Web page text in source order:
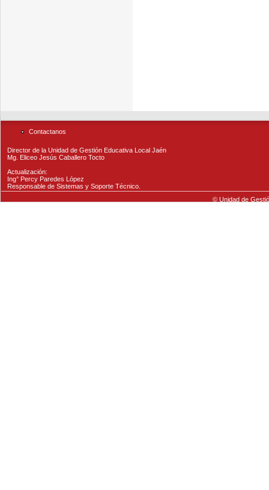
Contactanos
Director de la Unidad de Gestión Educativa Local Jaén
Mg. Eliceo Jesús Caballero Tocto
Actualización:
Ing° Percy Paredes López
Responsable de Sistemas y Soporte Técnico.
© Unidad de